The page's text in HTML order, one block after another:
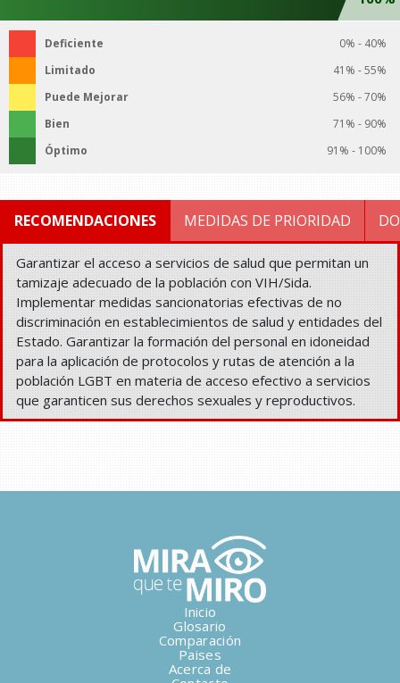
Deficiente
0% - 40%
Limitado
41% - 55%
Puede Mejorar
56% - 70%
Bien
71% - 90%
Óptimo
91% - 100%
RECOMENDACIONES MEDIDAS DE PRIORIDAD
Garantizar el acceso a servicios de salud que permitan un
tamizaje adecuado de la población con VIH/Sida.
Implementar medidas sancionatorias efectivas de no
discriminación en establecimientos de salud y entidades del
Estado. Garantizar la formación del personal en idoneidad
para la aplicación de protocolos y rutas de atención a la
población LGBT en materia de acceso efectivo a servicios
que garanticen sus derechos sexuales y reproductivos.
Inicio
Glosario
Comparación
Paises
Acerca de